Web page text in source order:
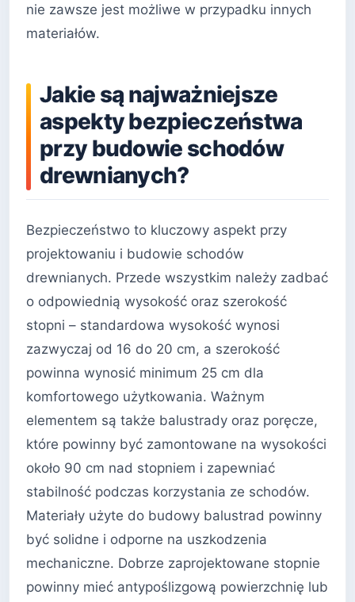
nie zawsze jest możliwe w przypadku innych
materiałów.
Jakie są najważniejsze
aspekty bezpieczeństwa
przy budowie schodów
drewnianych?
Bezpieczeństwo to kluczowy aspekt przy
projektowaniu i budowie schodów
drewnianych. Przede wszystkim należy zadbać
o odpowiednią wysokość oraz szerokość
stopni – standardowa wysokość wynosi
zazwyczaj od 16 do 20 cm, a szerokość
powinna wynosić minimum 25 cm dla
komfortowego użytkowania. Ważnym
elementem są także balustrady oraz poręcze,
które powinny być zamontowane na wysokości
około 90 cm nad stopniem i zapewniać
stabilność podczas korzystania ze schodów.
Materiały użyte do budowy balustrad powinny
być solidne i odporne na uszkodzenia
mechaniczne. Dobrze zaprojektowane stopnie
powinny mieć antypoślizgową powierzchnię lub